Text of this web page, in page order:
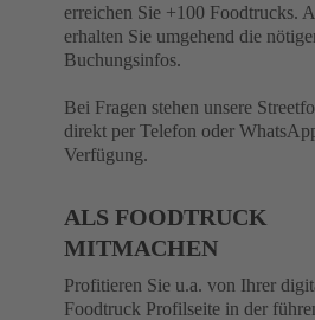
erreichen Sie +100 Foodtrucks.
erhalten Sie umgehend die
Buchungsinfos.
Bei Fragen stehen unsere
direkt per Telefon oder
Verfügung.
ALS FOODTRUCK
MITMACHEN
Profitieren Sie u.a. von Ihrer
Foodtruck Profilseite in der